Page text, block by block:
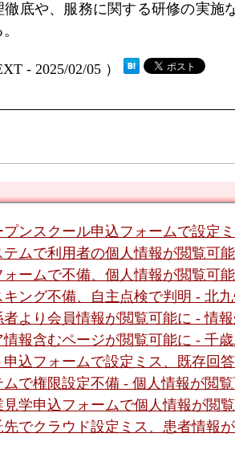
徹底や、服務に関する研修の実施
- 2025/02/05 ）
プンスクール申込フォームで設定
ムで利用者の個人情報が閲覧可
ォームで不備、個人情報が閲覧可
キング不備、自主点検で判明 - 北
より会員情報が閲覧可能に - 情
報含むページが閲覧可能に - 千
込フォームで設定ミス、既存回
で権限設定不備 - 個人情報が閲
見学申込フォームで個人情報が閲
先でクラウド設定ミス、患者情報